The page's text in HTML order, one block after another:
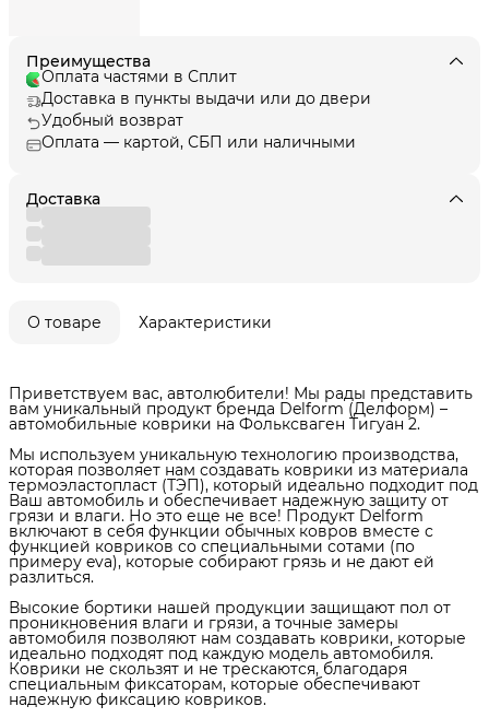
Преимущества
Оплата частями в Сплит
Доставка в пункты выдачи или до двери
Удобный возврат
Оплата — картой, СБП или наличными
Доставка
О товаре Характеристики
Приветствуем вас, автолюбители! Мы рады представить
вам уникальный продукт бренда Delform (Делформ) –
автомобильные коврики на Фольксваген Тигуан 2.
Мы используем уникальную технологию производства,
которая позволяет нам создавать коврики из материала
термоэластопласт (ТЭП), который идеально подходит под
Ваш автомобиль и обеспечивает надежную защиту от
грязи и влаги. Но это еще не все! Продукт Delform
включают в себя функции обычных ковров вместе с
функцией ковриков со специальными сотами (по
примеру eva), которые собирают грязь и не дают ей
разлиться.
Высокие бортики нашей продукции защищают пол от
проникновения влаги и грязи, а точные замеры
автомобиля позволяют нам создавать коврики, которые
идеально подходят под каждую модель автомобиля.
Коврики не скользят и не трескаются, благодаря
специальным фиксаторам, которые обеспечивают
надежную фиксацию ковриков.